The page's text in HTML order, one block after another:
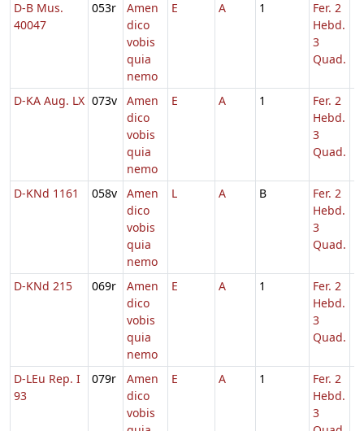
D-B Mus.
40047
053r
Amen
dico
vobis
quia
nemo
E A 1
Fer. 2
Hebd.
3
Quad.
D-KA Aug. LX 073v
Amen
dico
vobis
quia
nemo
E A 1
Fer. 2
Hebd.
3
Quad.
D-KNd 1161 058v
Amen
dico
vobis
quia
nemo
L A B
Fer. 2
Hebd.
3
Quad.
D-KNd 215 069r
Amen
dico
vobis
quia
nemo
E A 1
Fer. 2
Hebd.
3
Quad.
D-LEu Rep. I
93
079r
Amen
dico
vobis
E A 1
Fer. 2
Hebd.
3